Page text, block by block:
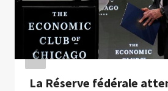
La Réserve fédérale